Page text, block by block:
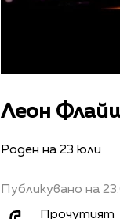
Леон
Роден на 23 юли
Публикувано на
Прочутият